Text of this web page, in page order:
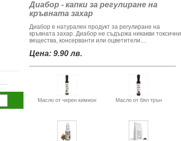
Диабор - капки за регулиране на
кръвната захар
Диабор е натурален продукт за регулиране на
кръвната захар. Диабор не съдържа никакви токсични
вещества, консерванти или оцветители....
Цена: 9.90 лв.
Масло от черен кимион Масло от бял трън